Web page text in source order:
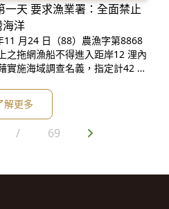
天 要求漁業署：全面禁止
洋
之拖網漁船不得進入距岸12 浬內
實施海域調查名義，指定計42 艘
艘、台中縣籍2 艘、高雄縣籍1
噸），自98 年9 月7 日起至99
同意於台中縣（北界）以南
解更多
/ 69